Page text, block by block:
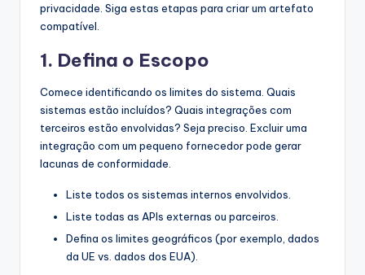
privacidade. Siga estas etapas para criar um artefato
compatível.
1. Defina o Escopo
Comece identificando os limites do sistema. Quais
sistemas estão incluídos? Quais integrações com
terceiros estão envolvidas? Seja preciso. Excluir uma
integração com um pequeno fornecedor pode gerar
lacunas de conformidade.
Liste todos os sistemas internos envolvidos.
Liste todas as APIs externas ou parceiros.
Defina os limites geográficos (por exemplo, dados
da UE vs. dados dos EUA).